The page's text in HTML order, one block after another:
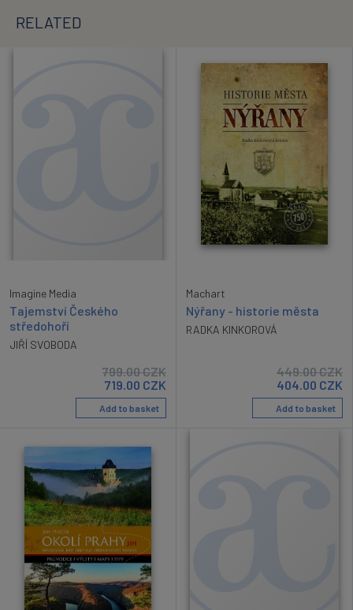
RELATED
Imagine Media
Tajemství Českého
středohoří
JIŘÍ SVOBODA
799.00CZK
719.00 CZK
Add to basket
Machart
Nýřany - historie města
RADKA KINKOROVÁ
449.00CZK
404.00 CZK
Add to basket